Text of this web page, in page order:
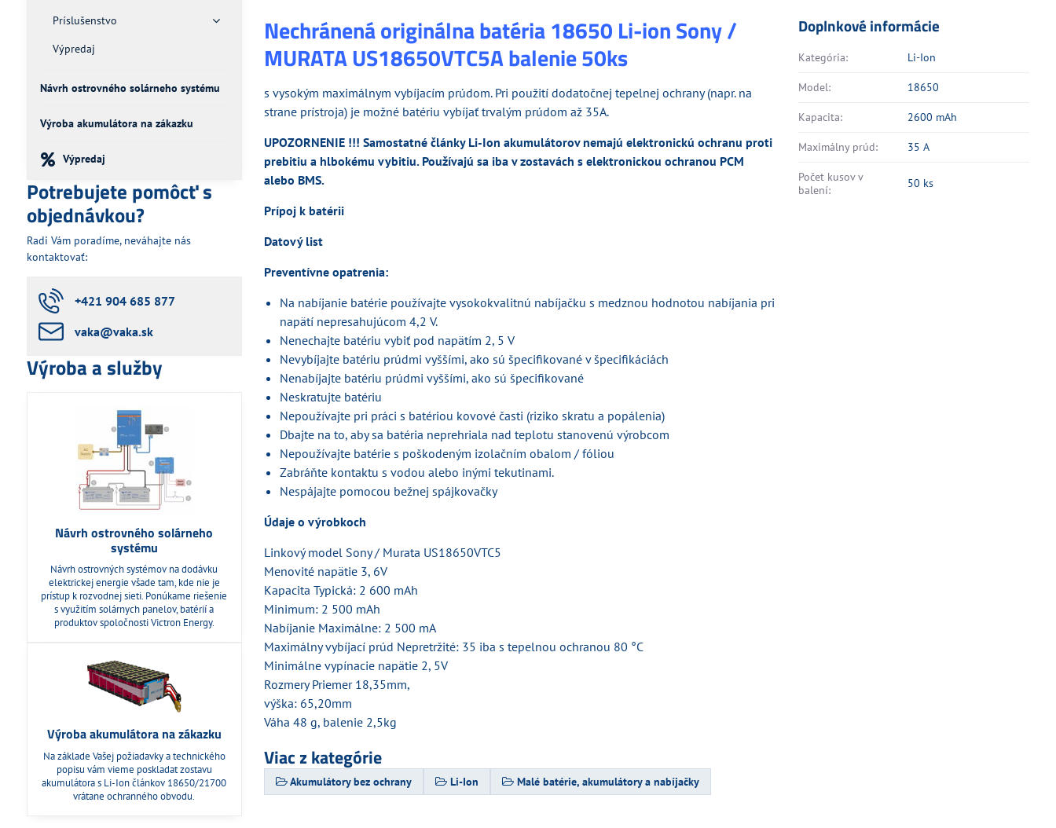
Nechránená originálna batéria 18650 Li-ion Sony /
MURATA US18650VTC5A balenie 50ks
s vysokým maximálnym vybíjacím prúdom. Pri použití dodatočnej tepelnej ochrany (napr. na
strane prístroja) je možné batériu vybíjať trvalým prúdom až 35A.
UPOZORNENIE !!! Samostatné články Li-Ion akumulátorov nemajú elektronickú ochranu proti
prebitiu a hlbokému vybitiu. Používajú sa iba v zostavách s elektronickou ochranou PCM
alebo BMS.
Prípoj k batérii
Datový list
Preventívne opatrenia:
Na nabíjanie batérie používajte vysokokvalitnú nabíjačku s medznou hodnotou nabíjania pri
napätí nepresahujúcom 4,2 V.
Nenechajte batériu vybiť pod napätím 2, 5 V
Nevybíjajte batériu prúdmi vyššími, ako sú špecifikované v špecifikáciách
Nenabíjajte batériu prúdmi vyššími, ako sú špecifikované
Neskratujte batériu
Nepoužívajte pri práci s batériou kovové časti (riziko skratu a popálenia)
Dbajte na to, aby sa batéria neprehriala nad teplotu stanovenú výrobcom
Nepoužívajte batérie s poškodeným izolačním obalom / fóliou
Zabráňte kontaktu s vodou alebo inými tekutinami.
Nespájajte pomocou bežnej spájkovačky
Údaje o výrobkoch
Linkový model Sony / Murata US18650VTC5
Menovité napätie 3, 6V
Kapacita Typická: 2 600 mAh
Minimum: 2 500 mAh
Nabíjanie Maximálne: 2 500 mA
Maximálny vybíjací prúd Nepretržité: 35 iba s tepelnou ochranou 80 °C
Minimálne vypínacie napätie 2, 5V
Rozmery Priemer 18,35mm,
výška: 65,20mm
Váha 48 g, balenie 2,5kg
Viac z kategórie
Akumulátory bez ochrany Li-Ion Malé batérie, akumulátory a nabíjačky
Doplnkové informácie
Kategória: Li-Ion
Model: 18650
Kapacita: 2600 mAh
Maximálny prúd: 35 A
Počet kusov v
balení:
50 ks
Príslušenstvo
Výpredaj
Návrh ostrovného solárneho systému
Výroba akumulátora na zákazku
Výpredaj
Potrebujete pomôcť s
objednávkou?
Radi Vám poradíme, neváhajte nás
kontaktovať:
+421 904 685 877
vaka​@vaka​.sk
Výroba a služby
Návrh ostrovného solárneho
systému
Návrh ostrovných systémov na dodávku
elektrickej energie všade tam, kde nie je
prístup k rozvodnej sieti. Ponúkame riešenie
s využitím solárnych panelov, batérií a
produktov spoločnosti Victron Energy.
Výroba akumulátora na zákazku
Na základe Vašej požiadavky a technického
popisu vám vieme poskladat zostavu
akumulátora s Li-Ion článkov 18650/21700
vrátane ochranného obvodu.